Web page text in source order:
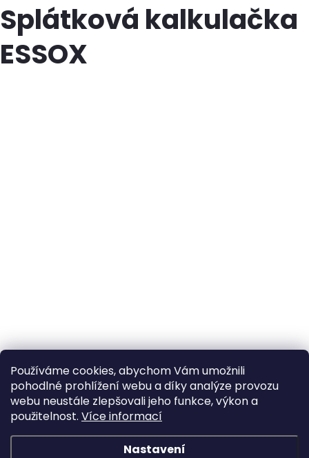
Používáme cookies, abychom Vám umožnili
pohodlné prohlížení webu a díky analýze provozu
webu neustále zlepšovali jeho funkce, výkon a
použitelnost. Více informací
Nastavení
Splátková kalkulačka
ESSOX